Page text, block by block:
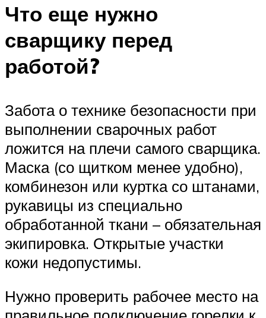
Что еще нужно
сварщику перед
работой?
Забота о технике безопасности при
выполнении сварочных работ
ложится на плечи самого сварщика.
Маска (со щитком менее удобно),
комбинезон или куртка со штанами,
рукавицы из специально
обработанной ткани – обязательная
экипировка. Открытые участки
кожи недопустимы.
Нужно проверить рабочее место на